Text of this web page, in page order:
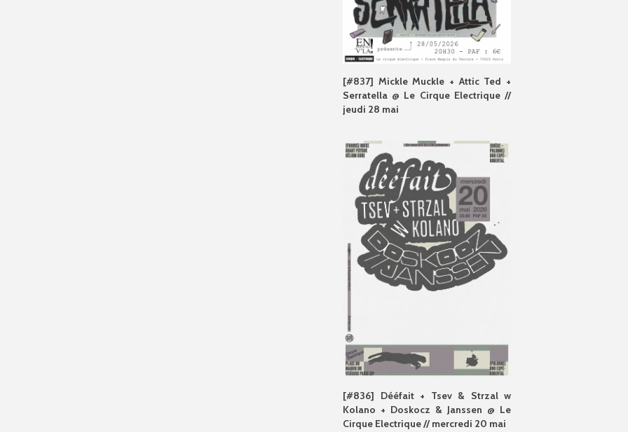
[#837] Mickle Muckle + Attic Ted +
Serratella @ Le Cirque Electrique //
jeudi 28 mai
[#836] Dééfait + Tsev & Strzal w
Kolano + Doskocz & Janssen @ Le
Cirque Electrique // mercredi 20 mai